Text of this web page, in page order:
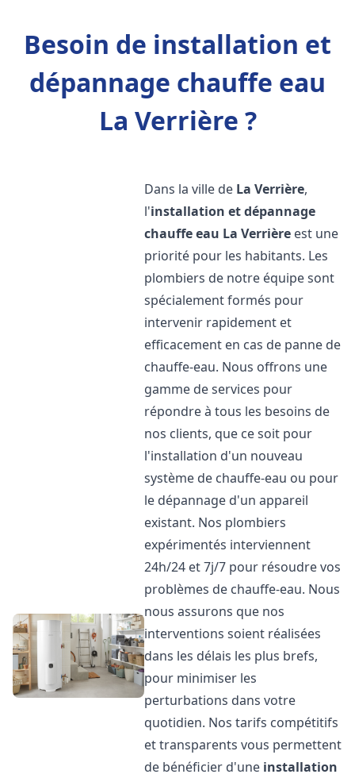
Besoin de installation et
dépannage chauffe eau
La Verrière ?
Dans la ville de La Verrière,
l'installation et dépannage
chauffe eau La Verrière est une
priorité pour les habitants. Les
plombiers de notre équipe sont
spécialement formés pour
intervenir rapidement et
efficacement en cas de panne de
chauffe-eau. Nous offrons une
gamme de services pour
répondre à tous les besoins de
nos clients, que ce soit pour
l'installation d'un nouveau
système de chauffe-eau ou pour
le dépannage d'un appareil
existant. Nos plombiers
expérimentés interviennent
24h/24 et 7j/7 pour résoudre vos
problèmes de chauffe-eau. Nous
nous assurons que nos
interventions soient réalisées
dans les délais les plus brefs,
pour minimiser les
perturbations dans votre
quotidien. Nos tarifs compétitifs
et transparents vous permettent
de bénéficier d'une installation